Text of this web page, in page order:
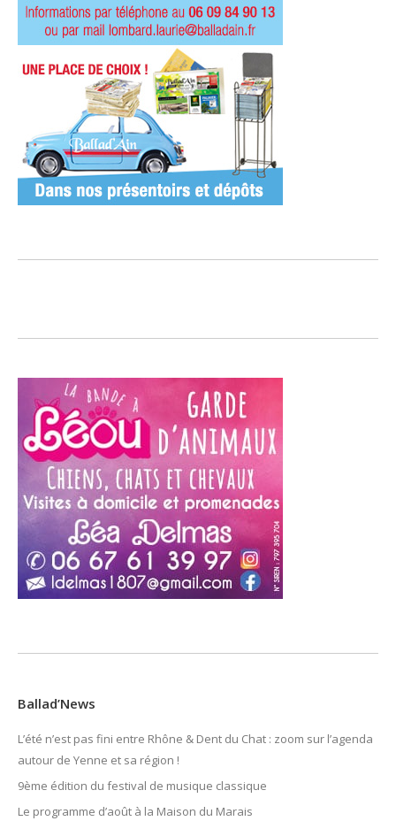
Ballad’News
L’été n’est pas fini entre Rhône & Dent du Chat : zoom sur l’agenda
autour de Yenne et sa région !
9ème édition du festival de musique classique
Le programme d’août à la Maison du Marais